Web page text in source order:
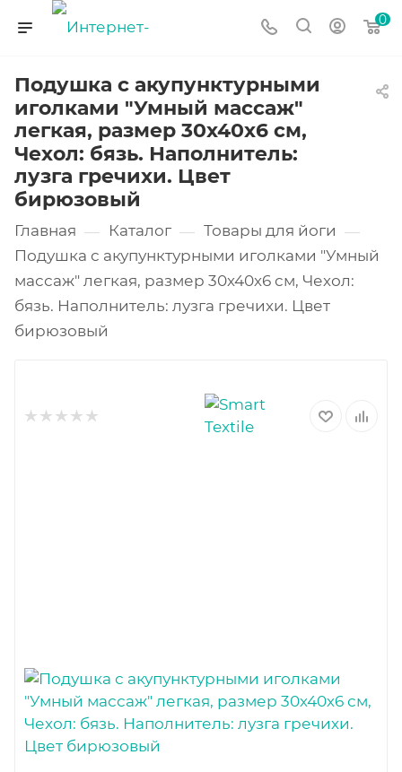
0
Подушка с акупунктурными
иголками "Умный массаж"
легкая, размер 30х40х6 см,
Чехол: бязь. Наполнитель:
лузга гречихи. Цвет
бирюзовый
Главная — Каталог — Товары для йоги —
Подушка с акупунктурными иголками "Умный
массаж" легкая, размер 30х40х6 см, Чехол:
бязь. Наполнитель: лузга гречихи. Цвет
бирюзовый